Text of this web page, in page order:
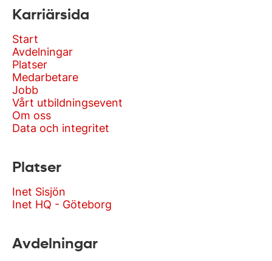
Karriärsida
Start
Avdelningar
Platser
Medarbetare
Jobb
Vårt utbildningsevent
Om oss
Data och integritet
Platser
Inet Sisjön
Inet HQ - Göteborg
Avdelningar